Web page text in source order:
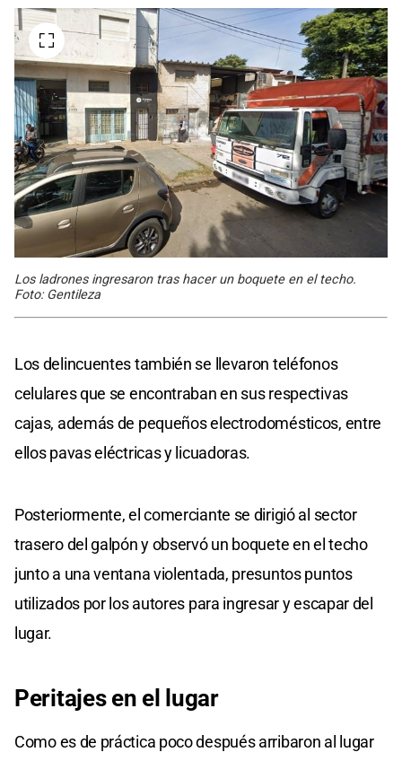
Los ladrones ingresaron tras hacer un boquete en el techo.
Foto: Gentileza
Los delincuentes también se llevaron teléfonos
celulares que se encontraban en sus respectivas
cajas, además de pequeños electrodomésticos, entre
ellos pavas eléctricas y licuadoras.
Posteriormente, el comerciante se dirigió al sector
trasero del galpón y observó un boquete en el techo
junto a una ventana violentada, presuntos puntos
utilizados por los autores para ingresar y escapar del
lugar.
Peritajes en el lugar
Como es de práctica poco después arribaron al lugar